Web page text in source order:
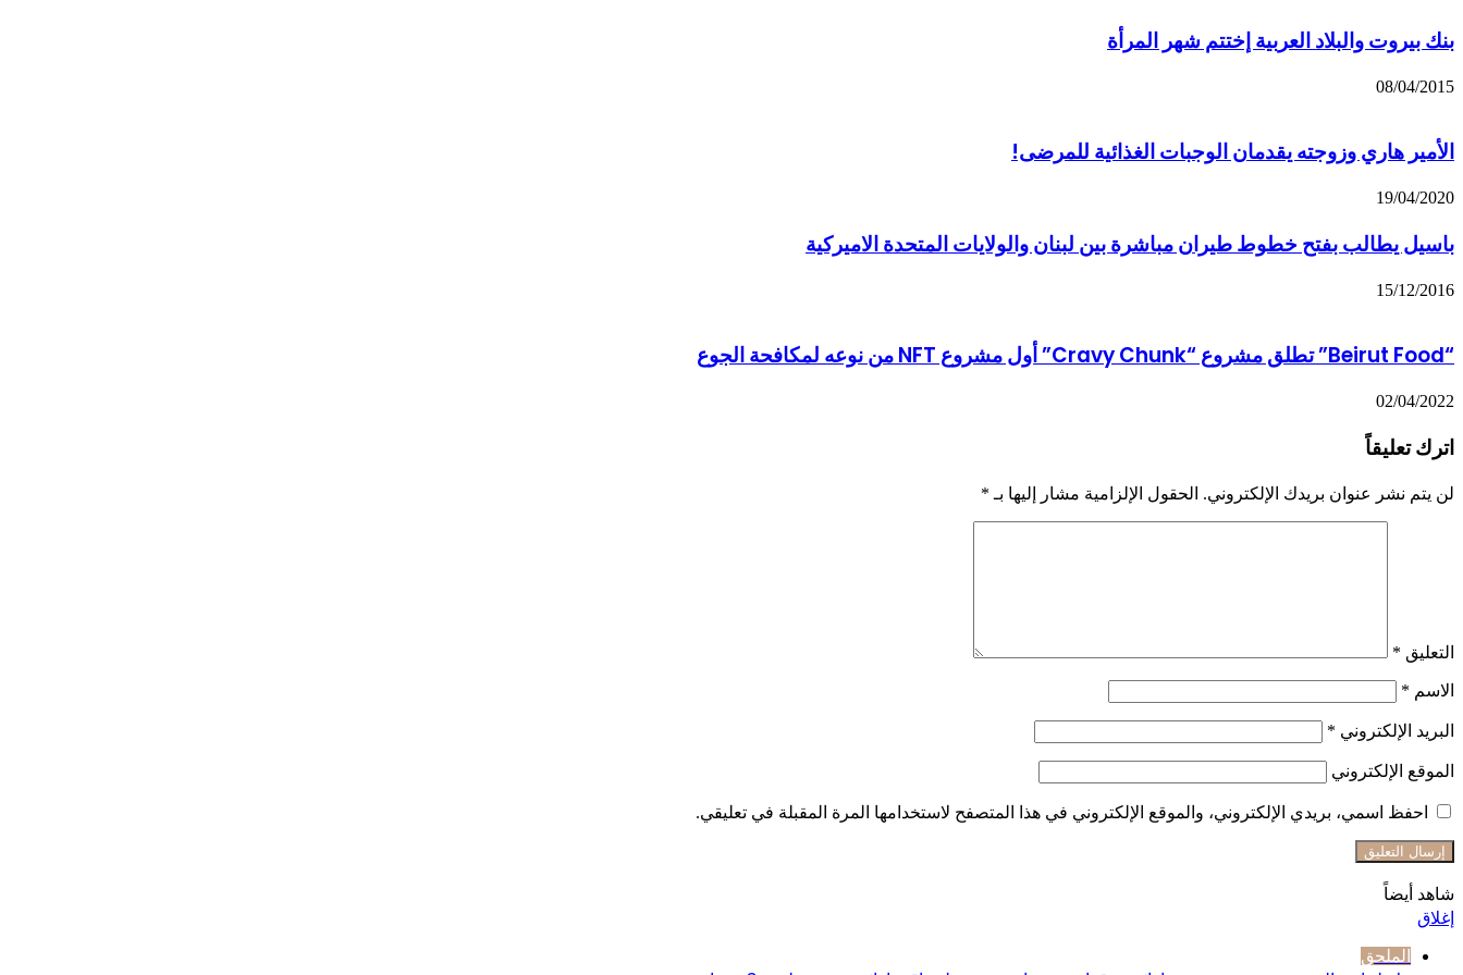
بنك بيروت والبلاد العربية إختتم شهر المرأة
08/04/2015
الأمير هاري وزوجته يقدمان الوجبات الغذائية للمرضى!
19/04/2020
باسيل يطالب بفتح خطوط طيران مباشرة بين لبنان والولايات المتحدة الاميركية
15/12/2016
“Beirut Food” تطلق مشروع “Cravy Chunk” أول مشروع NFT من نوعه لمكافحة الجوع
02/04/2022
اترك تعليقاً
لن يتم نشر عنوان بريدك الإلكتروني. الحقول الإلزامية مشار إليها بـ *
التعليق *
الاسم *
البريد الإلكتروني *
الموقع الإلكتروني
احفظ اسمي، بريدي الإلكتروني، والموقع الإلكتروني في هذا المتصفح لاستخدامها المرة المقبلة في تعليقي.
شاهد أيضاً
إغلاق
الملحق